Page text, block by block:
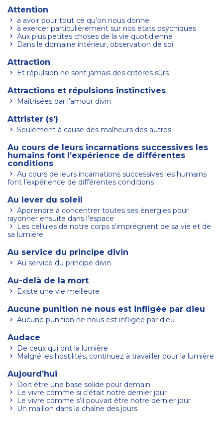
Attention
à avoir pour tout ce qu’on nous donne
à exercer particulièrement sur nos états psychiques
Aux plus petites choses de la vie quotidienne
Dans le domaine intérieur, observation de soi
Attraction
Et répulsion ne sont jamais des critères sûrs
Attractions et répulsions instinctives
Maîtrisées par l’amour divin
Attrister (s’)
Seulement à cause des malheurs des autres
Au cours de leurs incarnations successives les
humains font l’expérience de différentes
conditions
font l’expérience de différentes conditions
Au lever du soleil
rayonner ensuite dans l’espace
sa lumière
Au service du principe divin
Au service du principe divin
Au-delà de la mort
Existe une vie meilleure
Aucune punition ne nous est infligée par dieu
Aucune punition ne nous est infligée par dieu
Audace
De ceux qui ont la lumière
Malgré les hostilités, continuez à travailler pour la lumière
Aujourd’hui
Doit être une base solide pour demain
Le vivre comme si c’était notre dernier jour
Le vivre comme s’il pouvait être notre dernier jour
Un maillon dans la chaîne des jours